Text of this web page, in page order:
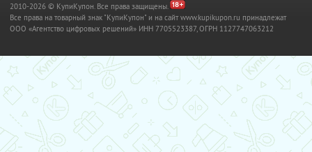
2010-2026 © КупиКупон. Все права защищены.
Все права на товарный знак "КупиКупон" и на сайт www.kupikupon.ru принадлежат
OOO «Агентство цифровых решений» ИНН 7705523387, ОГРН 1127747063212